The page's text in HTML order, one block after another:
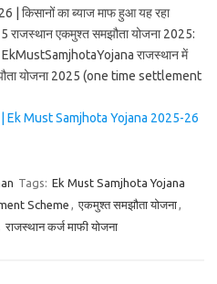
किसानों का ब्याज माफ हुआ यह रहा
राजस्थान एकमुश्त समझौता योजना 2025:
EkMustSamjhotaYojana राजस्थान में
योजना 2025 (one time settlement
| Ek Must Samjhota Yojana 2025-26
Tags: Ek Must Samjhota Yojana
Scheme , एकमुश्त समझौता योजना,
राजस्थान कर्ज माफी योजना